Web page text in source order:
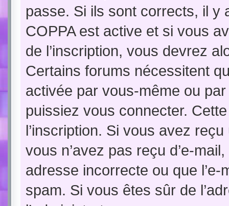
passe. Si ils sont corrects, il y
COPPA est active et si vous
de l’inscription, vous devrez
Certains forums nécessitent
activée par vous-même ou
puissiez vous connecter.
l’inscription. Si vous avez
vous n’avez pas reçu d’e-
adresse incorrecte ou que
spam. Si vous êtes sûr de